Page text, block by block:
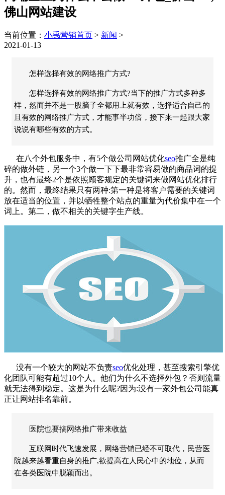
佛山网站建设
当前位置： 小禹营销首页 > 新闻 >
2021-01-13
怎样选择有效的网络推广方式?
怎样选择有效的网络推广方式?当下的推广方式多种多
样，然而并不是一股脑子全都用上就有效，选择适合自己的
且有效的网络推广方式，才能事半功倍，接下来一起跟大家
说说有哪些有效的方式。
在八个外包服务中，有5个做公司 网站优化seo推广全是纯
碎的做外链，另一个3个做一下下最非常容易做的商品词的提
升，也有最终2个是依照顾客规定的关键词来做网站优化排行
的。然而，最终结果只有两种:第一种是将客户需要的关键词
放在适当的位置，并以牺牲整个站点的重量为代价集中在一个
词上。第二，做不相关的关键字生产线。
没有一个较大的网站不负责seo优化处理，甚至搜索引擎优
化团队可能有超过10个人。他们为什么不选择外包？否则流量
就无法得到稳定。这是为什么呢?因为:没有一家外包公司能真
正让网站排名靠前。
医院也要搞网络推广带来收益
互联网时代飞速发展，网络营销已经不可取代，民营医
院越来越看重自身的推广,欲提高在人民心中的地位，从而
在各类医院中脱颖而出。